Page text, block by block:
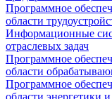
Программное
области
Информационные
отраслевых задач
Программное
области
Программное
области энергетики